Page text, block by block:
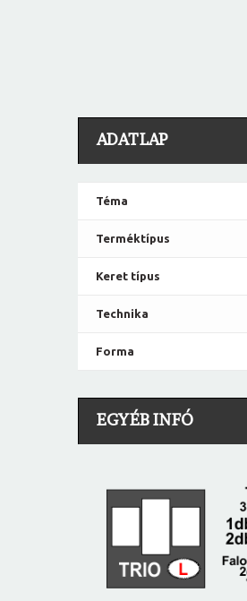
ADATLAP
Téma
Terméktípus
Keret típus
Technika
Forma
EGYÉB INFÓ